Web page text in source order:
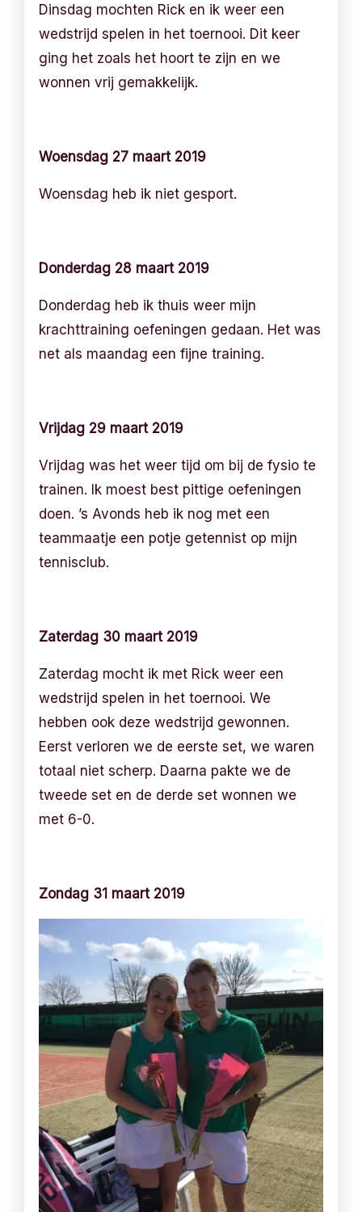
Dinsdag mochten Rick en ik weer een
wedstrijd spelen in het toernooi. Dit keer
ging het zoals het hoort te zijn en we
wonnen vrij gemakkelijk.
Woensdag 27 maart 2019
Woensdag heb ik niet gesport.
Donderdag 28 maart 2019
Donderdag heb ik thuis weer mijn
krachttraining oefeningen gedaan. Het was
net als maandag een fijne training.
Vrijdag 29 maart 2019
Vrijdag was het weer tijd om bij de fysio te
trainen. Ik moest best pittige oefeningen
doen. ’s Avonds heb ik nog met een
teammaatje een potje getennist op mijn
tennisclub.
Zaterdag 30 maart 2019
Zaterdag mocht ik met Rick weer een
wedstrijd spelen in het toernooi. We
hebben ook deze wedstrijd gewonnen.
Eerst verloren we de eerste set, we waren
totaal niet scherp. Daarna pakte we de
tweede set en de derde set wonnen we
met 6-0.
Zondag 31 maart 2019